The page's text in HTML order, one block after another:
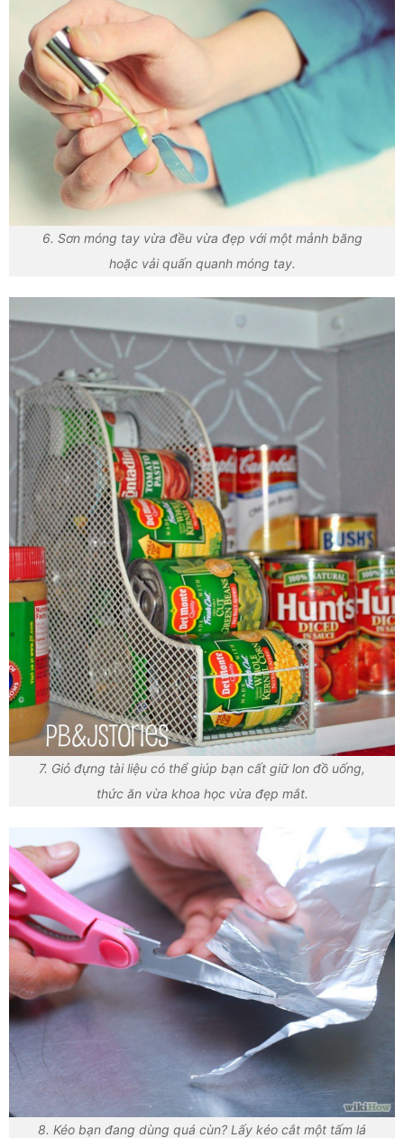
6. Sơn móng tay vừa đều vừa đẹp với một mảnh băng
hoặc vải quấn quanh móng tay.
7. Giỏ đựng tài liệu có thể giúp bạn cất giữ lon đồ uống,
thức ăn vừa khoa học vừa đẹp mắt.
8. Kéo bạn đang dùng quá cùn? Lấy kéo cắt một tấm lá